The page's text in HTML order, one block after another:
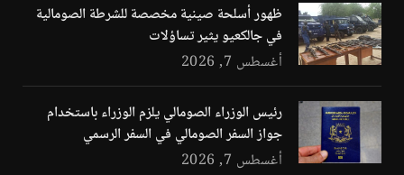
ظهور أسلحة صينية مخصصة للشرطة الصومالية
في جالكعيو يثير تساؤلات
أغسطس 7, 2026
رئيس الوزراء الصومالي يلزم الوزراء باستخدام
جواز السفر الصومالي في السفر الرسمي
أغسطس 7, 2026